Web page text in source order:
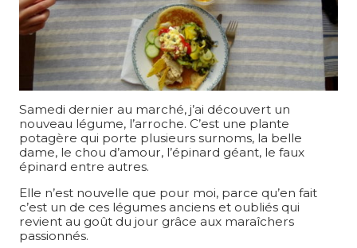
Samedi dernier au marché, j’ai découvert un
nouveau légume, l’arroche. C’est une plante
potagère qui porte plusieurs surnoms, la belle
dame, le chou d’amour, l’épinard géant, le faux
épinard entre autres.
Elle n’est nouvelle que pour moi, parce qu’en fait
c’est un de ces légumes anciens et oubliés qui
revient au goût du jour grâce aux maraîchers
passionnés.